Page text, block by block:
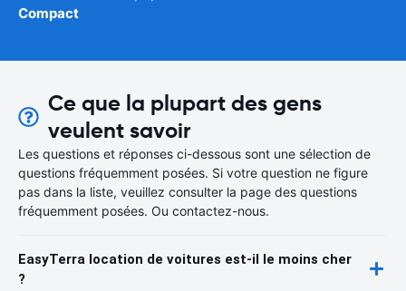
Compact
Ce que la plupart des gens
veulent savoir
Les questions et réponses ci-dessous sont une sélection de
questions fréquemment posées. Si votre question ne figure
pas dans la liste, veuillez consulter la page des questions
fréquemment posées. Ou contactez-nous.
EasyTerra location de voitures est-il le moins cher
?